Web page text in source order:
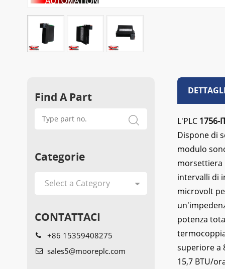
L'PLC 1756-
Dispone di
modulo
morsettiera
intervalli di
microvolt
potenza
superiore a
15,7 BTU/
Find A Part
Categorie
CONTATTACI
+86 15359408275
sales5@mooreplc.com